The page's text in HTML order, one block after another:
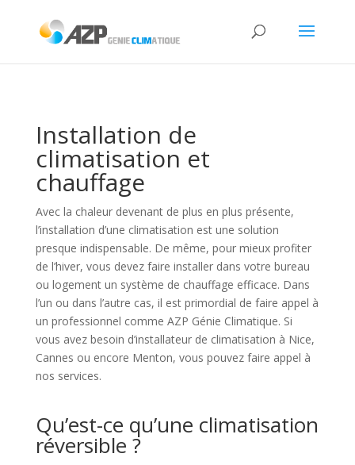
Installation de
climatisation et
chauffage
Avec la chaleur devenant de plus en plus présente,
l’installation d’une climatisation est une solution
presque indispensable. De même, pour mieux profiter
de l’hiver, vous devez faire installer dans votre bureau
ou logement un système de chauffage efficace. Dans
l’un ou dans l’autre cas, il est primordial de faire appel à
un professionnel comme AZP Génie Climatique. Si
vous avez besoin d’installateur de climatisation à Nice,
Cannes ou encore Menton, vous pouvez faire appel à
nos services.
Qu’est-ce qu’une climatisation
réversible ?